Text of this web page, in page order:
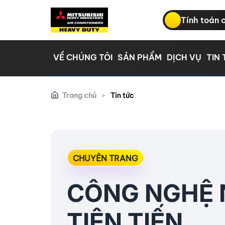
Tính toán
VỀ CHÚNG TÔI SẢN PHẨM DỊCH VỤ TIN
Trang chủ > Tin tức
CHUYÊN TRANG
CÔNG NGHỆ